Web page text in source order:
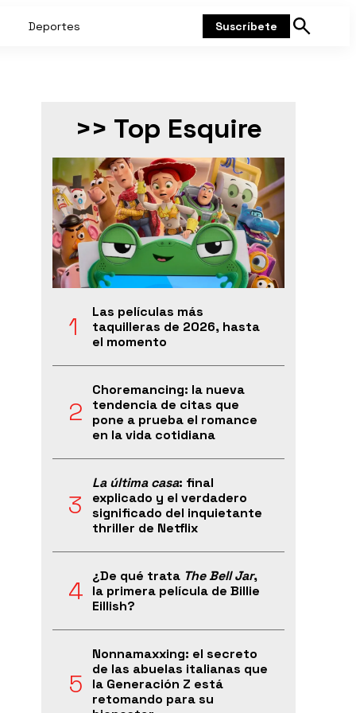
Deportes Suscríbete
Mostrar
>> Top Esquire
Las películas más
taquilleras de 2026, hasta
el momento
Choremancing: la nueva
tendencia de citas que
pone a prueba el romance
en la vida cotidiana
La última casa: final
explicado y el verdadero
significado del inquietante
thriller de Netflix
¿De qué trata The Bell Jar,
la primera película de Billie
Eillish?
Nonnamaxxing: el secreto
de las abuelas italianas que
la Generación Z está
retomando para su